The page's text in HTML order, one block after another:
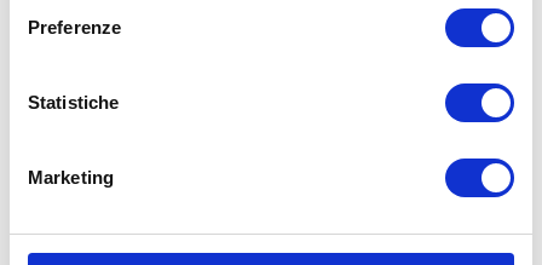
Preferenze
Statistiche
Marketing